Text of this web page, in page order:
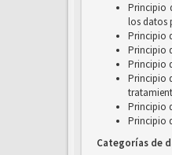
Principio
los datos
Principio
Principio
Principio
Principio
Principio
Principio
Categorías de